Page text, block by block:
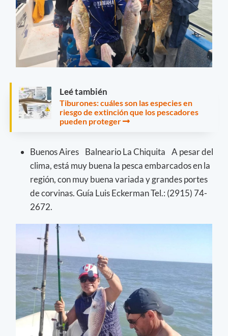
Leé también
Tiburones: cuáles son las especies en
riesgo de extinción que los pescadores
pueden proteger
Buenos Aires Balneario La Chiquita A pesar del
clima, está muy buena la pesca embarcados en la
región, con muy buena variada y grandes portes
de corvinas. Guía Luis Eckerman Tel.: (2915) 74-
2672.